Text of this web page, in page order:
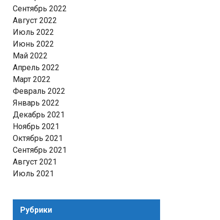
Сентябрь 2022
Август 2022
Июль 2022
Июнь 2022
Май 2022
Апрель 2022
Март 2022
Февраль 2022
Январь 2022
Декабрь 2021
Ноябрь 2021
Октябрь 2021
Сентябрь 2021
Август 2021
Июль 2021
Рубрики